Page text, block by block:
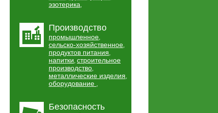
эзотерика,
Производство
промышленное,
сельско-хозяйственное,
продуктов питания,
напитки, строительное
производство,
металлические изделия,
оборудование ,
Безопасность